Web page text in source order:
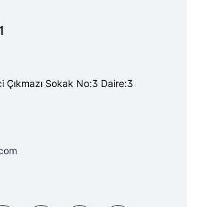
Çıkmazı Sokak No:3 Daire:3